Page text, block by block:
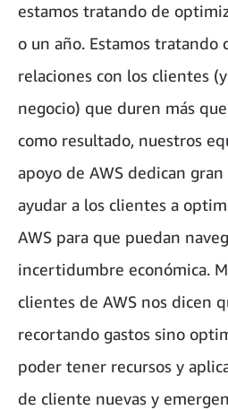
estamos tratando de
o un año. Estamos tratando
relaciones con los clientes
negocio) que duren más
como resultado, nuestros
apoyo de AWS dedican
ayudar a los clientes a
AWS para que puedan
incertidumbre económica.
clientes de AWS nos dicen
recortando gastos sino
poder tener recursos y
de cliente nuevas y